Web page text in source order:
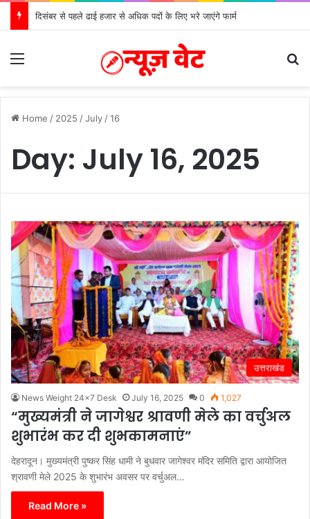
दिसंबर से पहले ढाई हजार से अधिक पदों के लिए भरे जाएंगे फार्म
Home / 2025 /July /16
Day: July 16, 2025
उत्तराखंड
News Weight 24x7 Desk July 16, 2025 0 1,027
“मुख्यमंत्री ने जागेश्वर श्रावणी मेले का वर्चुअल
शुभारंभ कर दी शुभकामनाएं”
देहरादून। मुख्यमंत्री पुष्कर सिंह धामी ने बुधवार जागेश्वर मंदिर समिति द्वारा आयोजित
श्रावणी मेले 2025 के शुभारंभ अवसर पर वर्चुअल…
Read More »